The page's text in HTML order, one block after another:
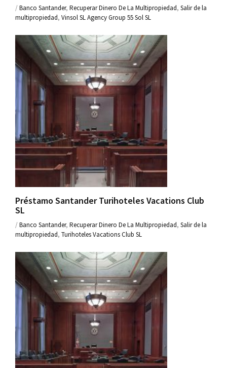
/Banco Santander, Recuperar Dinero De La Multipropiedad, Salir de la
multipropiedad, Vinsol SL Agency Group 55 Sol SL
Préstamo Santander Turihoteles Vacations Club
SL
/Banco Santander, Recuperar Dinero De La Multipropiedad, Salir de la
multipropiedad, Turihoteles Vacations Club SL